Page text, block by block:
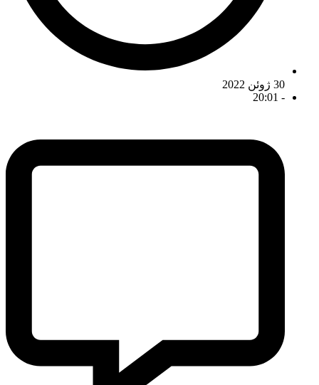
30 ژوئن 2022
-
20:01